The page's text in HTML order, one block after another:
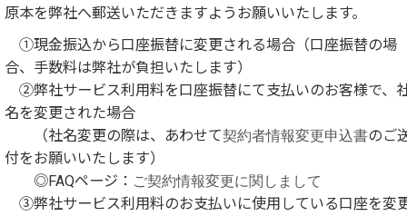
原本を弊社へ郵送いただきますようお願いいたします。
①現金振込から口座振替に変更される場合（口座振替の場
合、手数料は弊社が負担いたします）
②弊社サービス利用料を口座振替にて支払いのお客様で、
名を変更された場合
（社名変更の際は、あわせて契約者情報変更申込書のご
付をお願いいたします）
◎FAQページ： ご契約情報変更に関しまして
③弊社サービス利用料のお支払いに使用している口座を変